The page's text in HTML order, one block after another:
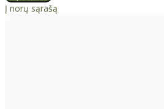
Į norų sąrašą